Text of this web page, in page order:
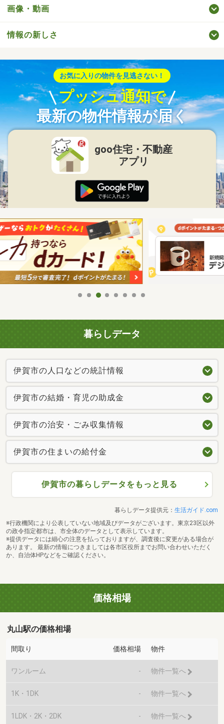
画像・動画
情報の新しさ
お気に入りの物件を見逃さない！
プッシュ通知で
最新の物件情報が届く
goo住宅・不動産
アプリ
暮らしデータ
伊賀市の人口などの統計情報
伊賀市の結婚・育児の助成金
伊賀市の治安・ごみ収集情報
伊賀市の住まいの給付金
伊賀市の暮らしデータをもっと見る
暮らしデータ提供元： 生活ガイド.com
※行政機関により公表していない地域及びデータがございます。東京23区以外
の政令指定都市は、市全体のデータとして表示しています。
※提供データには細心の注意を払っておりますが、調査後に変更がある場合が
あります。 最新の情報につきましては各市区役所までお問い合わせいただく
か、自治体HPなどをご確認ください。
価格相場
丸山駅の価格相場
間取り 価格相場 物件
ワンルーム - 物件一覧へ
1K・1DK - 物件一覧へ
1LDK・2K・2DK - 物件一覧へ